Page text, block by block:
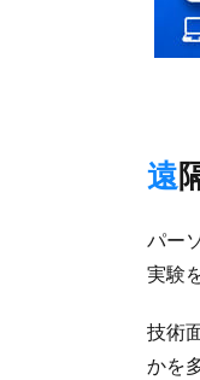
パー
実験
技術
かを